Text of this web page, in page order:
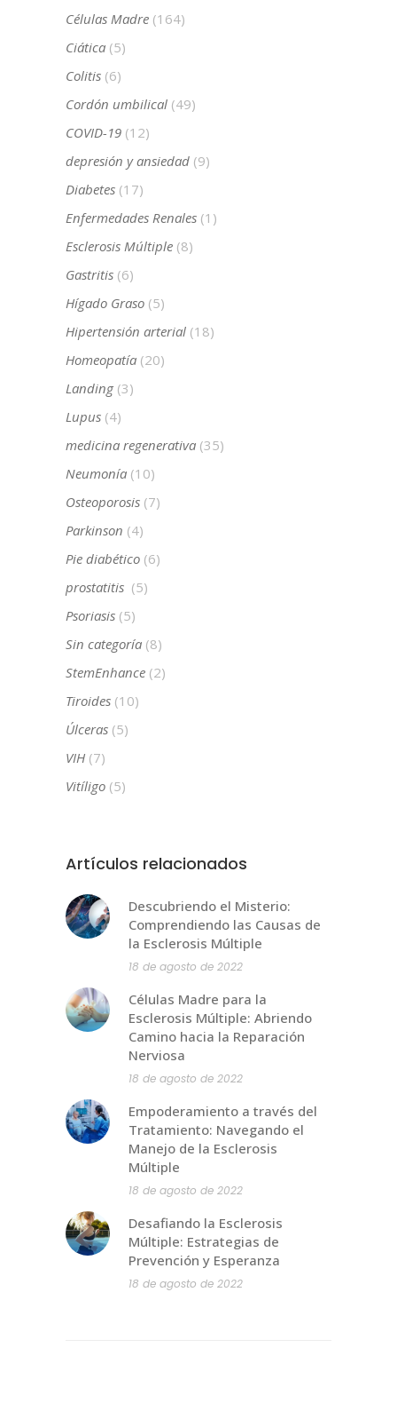
Células Madre (164)
Ciática (5)
Colitis (6)
Cordón umbilical (49)
COVID-19 (12)
depresión y ansiedad (9)
Diabetes (17)
Enfermedades Renales (1)
Esclerosis Múltiple (8)
Gastritis (6)
Hígado Graso (5)
Hipertensión arterial (18)
Homeopatía (20)
Landing (3)
Lupus (4)
medicina regenerativa (35)
Neumonía (10)
Osteoporosis (7)
Parkinson (4)
Pie diabético (6)
prostatitis (5)
Psoriasis (5)
Sin categoría (8)
StemEnhance (2)
Tiroides (10)
Úlceras (5)
VIH (7)
Vitíligo (5)
Artículos relacionados
Descubriendo el Misterio:
Comprendiendo las Causas de
la Esclerosis Múltiple
18 de agosto de 2022
Células Madre para la
Esclerosis Múltiple: Abriendo
Camino hacia la Reparación
Nerviosa
18 de agosto de 2022
Empoderamiento a través del
Tratamiento: Navegando el
Manejo de la Esclerosis
Múltiple
18 de agosto de 2022
Desafiando la Esclerosis
Múltiple: Estrategias de
Prevención y Esperanza
18 de agosto de 2022